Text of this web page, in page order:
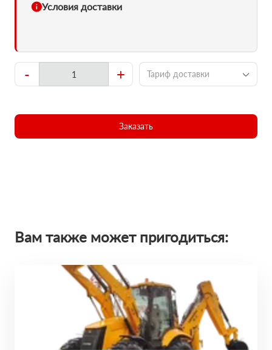
Условия доставки
- + Тариф доставки
Заказать
Вам также может пригодиться: